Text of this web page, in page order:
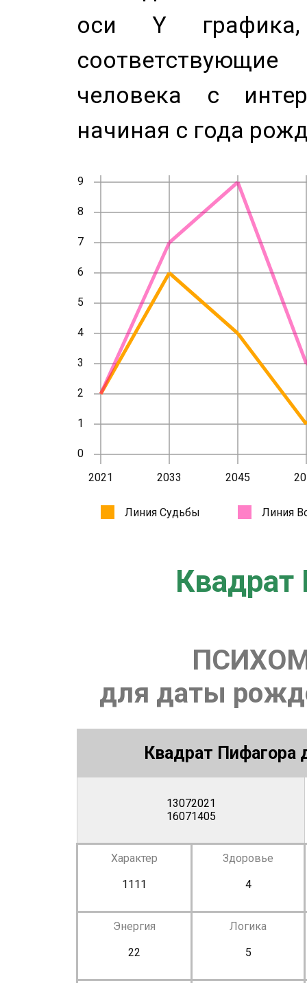
оси Y
человека с
начиная с года
Квадрат
для даты
Квадрат Пифагора
13072021
16071405
Характер
1111
Здоровье
4
Энергия
22
Логика
5